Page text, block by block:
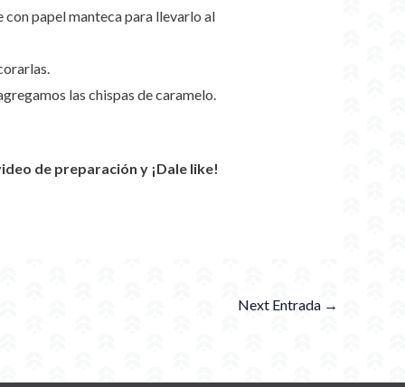
con papel manteca para llevarlo al
las chispas de caramelo.
de preparación y ¡Dale like!
Next Entrada →